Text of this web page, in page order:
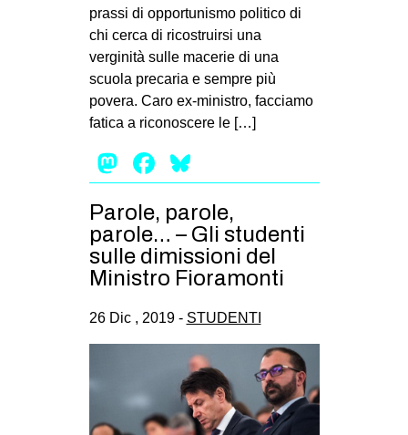
prassi di opportunismo politico di
chi cerca di ricostruirsi una
verginità sulle macerie di una
scuola precaria e sempre più
povera. Caro ex-ministro, facciamo
fatica a riconoscere le […]
Mastodon
Facebook
Parole, parole,
parole… – Gli studenti
sulle dimissioni del
Ministro Fioramonti
26 Dic , 2019 - STUDENTI